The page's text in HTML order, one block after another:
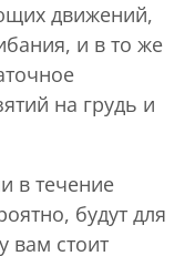
движений,
и в то же
на грудь и
в течение
будут для
вам стоит